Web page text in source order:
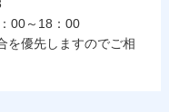
00～18：00
優先しますのでご相